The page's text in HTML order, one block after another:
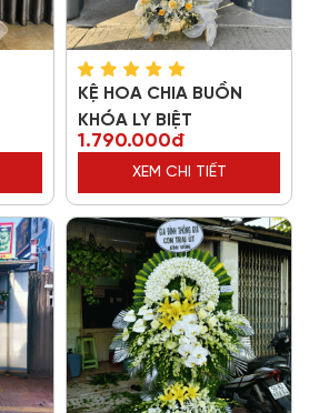
KỆ HOA CHIA BUỒN
KHÓA LY BIỆT
1.790.000đ
XEM CHI TIẾT